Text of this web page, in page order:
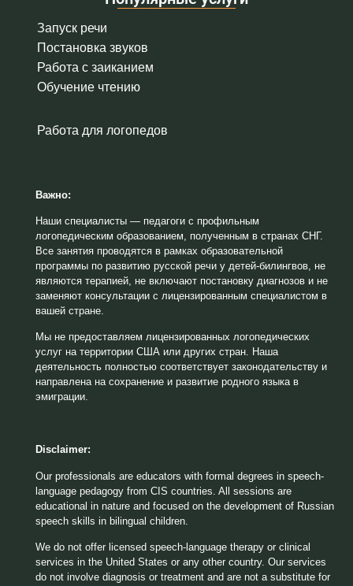
Запуск речи
Постановка звуков
Работа с заиканием
Обучение чтению
Работа для логопедов
Важно:
Наши специалисты — педагоги с профильным
логопедическим образованием, полученным в странах СНГ.
Все занятия проводятся в рамках образовательной
программы по развитию русской речи у детей-билингвов, не
являются терапией, не включают постановку диагнозов и не
заменяют консультации с лицензированным специалистом в
вашей стране.
Мы не предоставляем лицензированных логопедических
услуг на территории США или других стран. Наша
деятельность полностью соответствует законодательству и
направлена на сохранение и развитие родного языка в
эмиграции.
Disclaimer:
Our professionals are educators with formal degrees in speech-
language pedagogy from CIS countries. All sessions are
educational in nature and focused on the development of Russian
speech skills in bilingual children.
We do not offer licensed speech-language therapy or clinical
services in the United States or any other country. Our services
do not involve diagnosis or treatment and are not a substitute for